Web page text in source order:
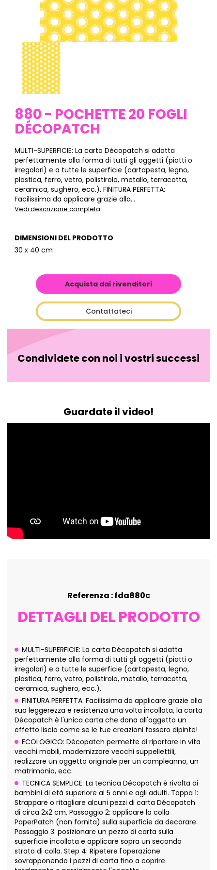
880 - POCHETTE 20 FOGLI
DÉCOPATCH
MULTI-SUPERFICIE: La carta Décopatch si adatta
perfettamente alla forma di tutti gli oggetti (piatti o
irregolari) e a tutte le superficie (cartapesta, legno,
plastica, ferro, vetro, polistirolo, metallo, terracotta,
ceramica, sughero, ecc.). FINITURA PERFETTA:
Facilissima da applicare grazie alla...
Vedi descrizione completa
DIMENSIONI DEL PRODOTTO
30 x 40 cm
Acquista dai rivenditori
Contattateci
Condividete con noi i vostri successi
Guardate il video!
Referenza : fda880c
DETTAGLI DEL PRODOTTO
MULTI-SUPERFICIE: La carta Décopatch si adatta
perfettamente alla forma di tutti gli oggetti (piatti o
irregolari) e a tutte le superficie (cartapesta, legno,
plastica, ferro, vetro, polistirolo, metallo, terracotta,
ceramica, sughero, ecc.).
FINITURA PERFETTA: Facilissima da applicare grazie alla
sua leggerezza e resistenza una volta incollata, la carta
Décopatch è l'unica carta che dona all'oggetto un
effetto liscio come se le tue creazioni fossero dipinte!
ECOLOGICO: Décopatch permette di riportare in vita
vecchi mobili, modernizzare vecchi suppellettili,
realizzare un oggetto originale per un compleanno, un
matrimonio, ecc.
TECNICA SEMPLICE: La tecnica Décopatch è rivolta ai
bambini di età superiore ai 5 anni e agli adulti. Tappa 1:
Strappare o ritagliare alcuni pezzi di carta Décopatch
di circa 2x2 cm. Passaggio 2: applicare la colla
PaperPatch (non fornita) sulla superficie da decorare.
Passaggio 3: posizionare un pezzo di carta sulla
superficie incollata e applicare sopra un secondo
strato di colla. Step 4: Ripetere l'operazione
sovrapponendo i pezzi di carta fino a coprire